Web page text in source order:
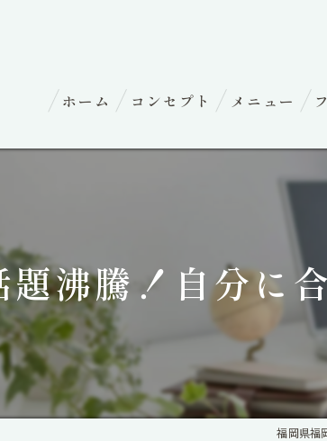
ホーム コンセプト メニュー
題沸騰！自分に
福岡県福